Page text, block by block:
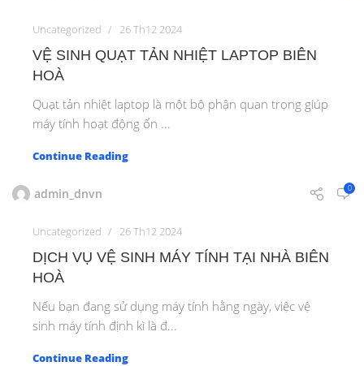
Uncategorized 26 Th12 2024
VỆ SINH QUẠT TẢN NHIỆT LAPTOP BIÊN
HOÀ
Quạt tản nhiệt laptop là một bộ phận quan trọng giúp
máy tính hoạt động ổn ...
Continue Reading
admin_dnvn 0
Uncategorized 26 Th12 2024
DỊCH VỤ VỆ SINH MÁY TÍNH TẠI NHÀ BIÊN
HOÀ
Nếu bạn đang sử dụng máy tính hằng ngày, việc vệ
sinh máy tính định kì là đ...
Continue Reading